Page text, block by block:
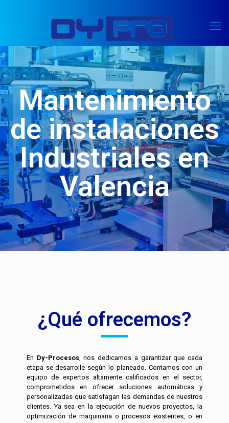
Mantenimiento
de instalaciones
Industriales en
Valencia
¿Qué ofrecemos?
En Dy-Procesos, nos dedicamos a garantizar que cada
etapa se desarrolle según lo planeado. Contamos con un
equipo de expertos altamente calificados en el sector,
comprometidos en ofrecer soluciones automáticas y
personalizadas que satisfagan las demandas de nuestros
clientes. Ya sea en la ejecución de nuevos proyectos, la
optimización de maquinaria o procesos existentes, o en